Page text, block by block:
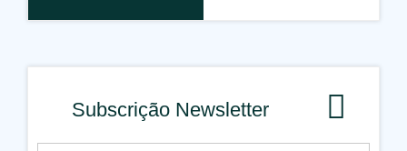
Subscrição Newsletter